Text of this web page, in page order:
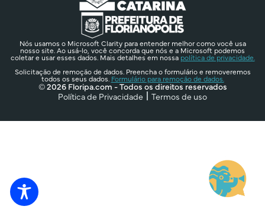
Nós usamos o Microsoft Clarity para entender melhor como você usa
nosso site. Ao usá-lo, você concorda que nós e a Microsoft podemos
coletar e usar esses dados. Mais detalhes em nossa política de privacidade.
Solicitação de remoção de dados. Preencha o formulário e removeremos
todos os seus dados. Formulário para remoção de dados.
© 2026 Floripa.com - Todos os direitos reservados
Política de Privacidade
Termos de uso